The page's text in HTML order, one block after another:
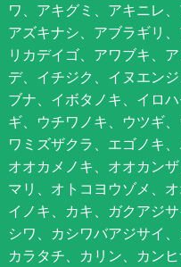
ワ、アキグミ、アキニレ
アズキナシ、アブラギリ
リカデイゴ、アワブキ、
デ、イチジク、イヌエン
ブナ、イボタノキ、イロ
ギ、ウチワノキ、ウツギ
ワミズザクラ、エゴノキ
オオカメノキ、オオカン
マリ、オトコヨウゾメ、
イノキ、カキ、ガクアジ
シワ、カシワバアジサイ
カラタチ、カリン、カン